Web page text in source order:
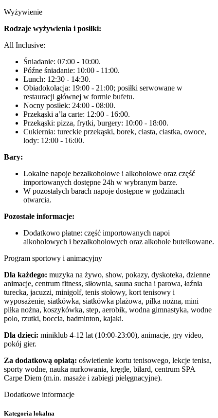
Wyżywienie
Rodzaje wyżywienia i posiłki:
All Inclusive:
Śniadanie: 07:00 - 10:00.
Późne śniadanie: 10:00 - 11:00.
Lunch: 12:30 - 14:30.
Obiadokolacja: 19:00 - 21:00; posiłki serwowane w
restauracji głównej w formie bufetu.
Nocny posiłek: 24:00 - 08:00.
Przekąski a’la carte: 12:00 - 16:00.
Przekąski: pizza, frytki, burgery: 10:00 - 18:00.
Cukiernia: tureckie przekąski, borek, ciasta, ciastka, owoce,
lody: 12:00 - 16:00.
Bary:
Lokalne napoje bezalkoholowe i alkoholowe oraz część
importowanych dostępne 24h w wybranym barze.
W pozostałych barach napoje dostępne w godzinach
otwarcia.
Pozostałe informacje:
Dodatkowo płatne: część importowanych napoi
alkoholowych i bezalkoholowych oraz alkohole butelkowane.
Program sportowy i animacyjny
Dla każdego: muzyka na żywo, show, pokazy, dyskoteka, dzienne
animacje, centrum fitness, siłownia, sauna sucha i parowa, łaźnia
turecka, jacuzzi, minigolf, tenis stołowy, kort tenisowy i
wyposażenie, siatkówka, siatkówka plażowa, piłka nożna, mini
piłka nożna, koszykówka, step, aerobik, wodna gimnastyka, wodne
polo, rzutki, boccia, badminton, kajaki.
Dla dzieci: miniklub 4-12 lat (10:00-23:00), animacje, gry video,
pokój gier.
Za dodatkową opłatą: oświetlenie kortu tenisowego, lekcje tenisa,
sporty wodne, nauka nurkowania, kręgle, bilard, centrum SPA
Carpe Diem (m.in. masaże i zabiegi pielęgnacyjne).
Dodatkowe informacje
Kategoria lokalna